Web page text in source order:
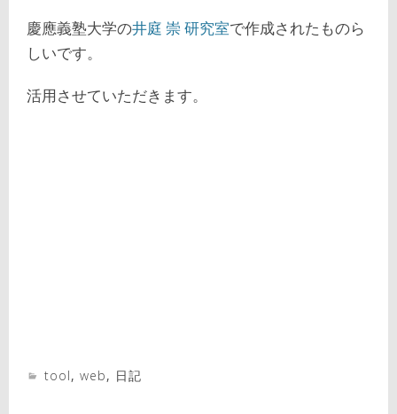
慶應義塾大学の井庭 崇 研究室で作成されたものら
しいです。
活用させていただきます。
tool, web, 日記